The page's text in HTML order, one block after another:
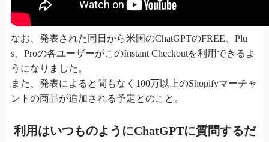
なお、発表された同日から米国のChatGPTのFREE、Plu
s、Proの各ユーザーがこのInstant Checkoutを利用できるよ
うになりました。
また、発表によると間もなく100万以上のShopifyマーチャ
ントの商品が追加される予定とのこと。
利用はいつものようにChatGPTに質問するだ